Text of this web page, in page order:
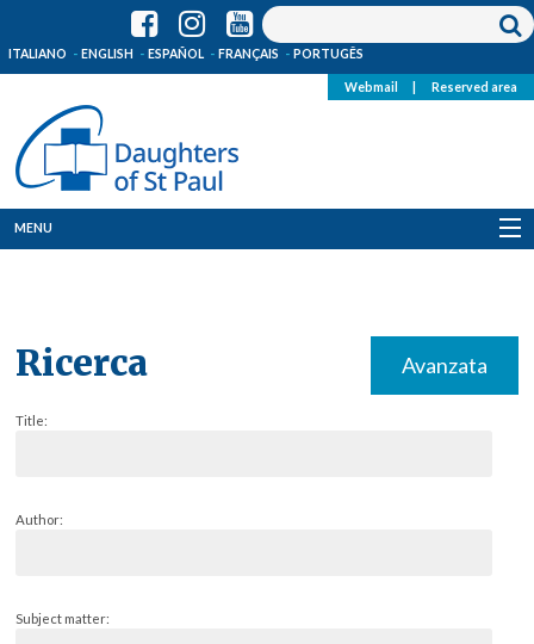
ITALIANO ENGLISH ESPAÑOL FRANÇAIS PORTUGÊS
Webmail Reserved area
MENU
Ricerca Avanzata
Title:
Author:
Subject matter: